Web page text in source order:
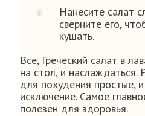
Нанесите салат
сверните его,
кушать.
Все, Греческий салат в
на стол, и наслаждаться.
для похудения простые,
исключение. Самое
полезен для здоровья.